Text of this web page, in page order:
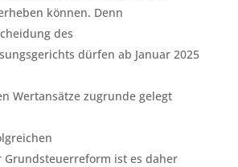
können. Denn
des
dürfen ab Januar 2025
Wertansätze zugrunde gelegt
Grundsteuerreform ist es daher